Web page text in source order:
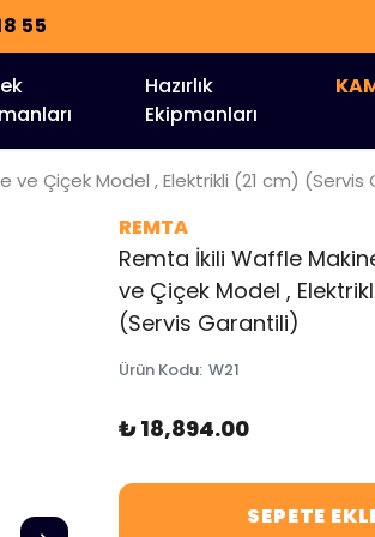
55
Hazırlık
Ekipmanları
ve Çiçek Model , Elektrikli (21 cm) (Servis
REMTA
Remta İkili Waffle
ve Çiçek Model ,
(Servis Garantili)
Ürün Kodu: W21
₺ 18,894.00
SEPETE